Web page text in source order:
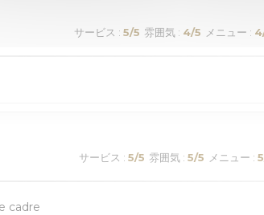
サービス : 5/5 雰囲気 : 4/5 メニュー : 4
サービス : 5/5 雰囲気 : 5/5 メニュー : 5
cadre